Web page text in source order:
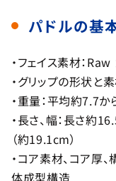
パドルの基
・フェイス素材：
・グリップの形状と
・重量：平均約7.7か
・長さ、幅：長さ約
（約19.1cm）
・コア素材、コア厚
体成型構造